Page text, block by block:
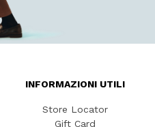
INFORMAZIONI UTILI
Store Locator
Gift Card